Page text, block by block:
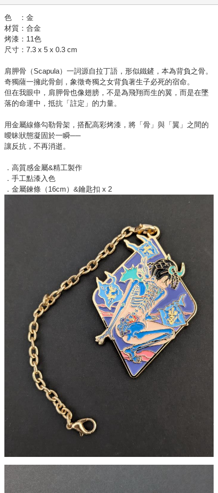
色 ：金
材質：合金
烤漆：11色
尺寸：7.3 x 5 x 0.3 cm
肩胛骨（Scapula）一詞源自拉丁語，形似鐵鏟，本為背負之骨。
奇獨薩一擁此骨劍，象徵奇獨之女背負著生子必死的宿命。
但在我眼中，肩胛骨也像翅膀，不是為飛翔而生的翼，而是在墜
落的命運中，抵抗「註定」的力量。
用金屬線條勾勒骨架，搭配高彩烤漆，將「骨」與「翼」之間的
曖昧狀態凝固於一瞬──
讓反抗，不再消逝。
．高質感金屬&精工製作
．手工點漆入色
．金屬鍊條（16cm）&鑰匙扣 x 2